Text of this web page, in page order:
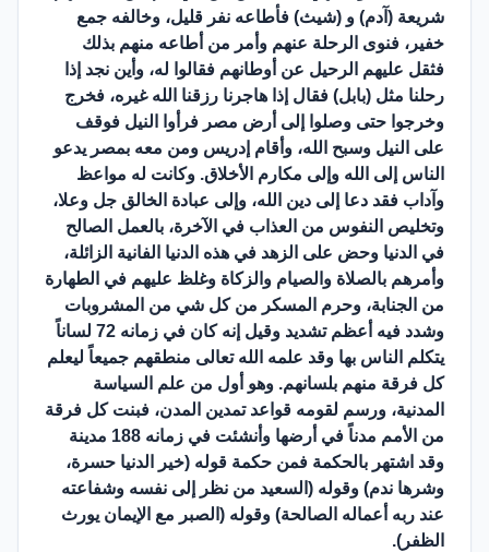
شريعة (آدم) و (شيث) فأطاعه نفر قليل، وخالفه جمع
خفير، فنوى الرحلة عنهم وأمر من أطاعه منهم بذلك
فثقل عليهم الرحيل عن أوطانهم فقالوا له، وأين نجد إذا
رحلنا مثل (بابل) فقال إذا هاجرنا رزقنا الله غيره، فخرج
وخرجوا حتى وصلوا إلى أرض مصر فرأوا النيل فوقف
على النيل وسبح الله، وأقام إدريس ومن معه بمصر يدعو
الناس إلى الله وإلى مكارم الأخلاق. وكانت له مواعظ
وآداب فقد دعا إلى دين الله، وإلى عبادة الخالق جل وعلا،
وتخليص النفوس من العذاب في الآخرة، بالعمل الصالح
في الدنيا وحض على الزهد في هذه الدنيا الفانية الزائلة،
وأمرهم بالصلاة والصيام والزكاة وغلظ عليهم في الطهارة
من الجنابة، وحرم المسكر من كل شي من المشروبات
وشدد فيه أعظم تشديد وقيل إنه كان في زمانه 72 لساناً
يتكلم الناس بها وقد علمه الله تعالى منطقهم جميعاً ليعلم
كل فرقة منهم بلسانهم. وهو أول من علم السياسة
المدنية، ورسم لقومه قواعد تمدين المدن، فبنت كل فرقة
من الأمم مدناً في أرضها وأنشئت في زمانه 188 مدينة
وقد اشتهر بالحكمة فمن حكمة قوله (خير الدنيا حسرة،
وشرها ندم) وقوله (السعيد من نظر إلى نفسه وشفاعته
عند ربه أعماله الصالحة) وقوله (الصبر مع الإيمان يورث
الظفر).